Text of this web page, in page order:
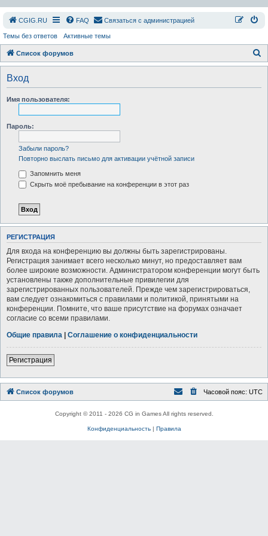
СGIG.RU FAQ Связаться с администрацией
Темы без ответов Активные темы
Список форумов
о
Вход
Имя пользователя:
Пароль:
Забыли пароль?
Повторно выслать письмо для активации учётной записи
Запомнить меня
Скрыть моё пребывание на конференции в этот раз
РЕГИСТРАЦИЯ
Для входа на конференцию вы должны быть зарегистрированы.
Регистрация занимает всего несколько минут, но предоставляет вам
более широкие возможности. Администратором конференции могут быть
установлены также дополнительные привилегии для
зарегистрированных пользователей. Прежде чем зарегистрироваться,
вам следует ознакомиться с правилами и политикой, принятыми на
конференции. Помните, что ваше присутствие на форумах означает
согласие со всеми правилами.
Общие правила | Соглашение о конфиденциальности
Регистрация
Список форумов Часовой пояс: UTC
Copyright © 2011 - 2026 CG in Games All rights reserved.
Конфиденциальность| Правила